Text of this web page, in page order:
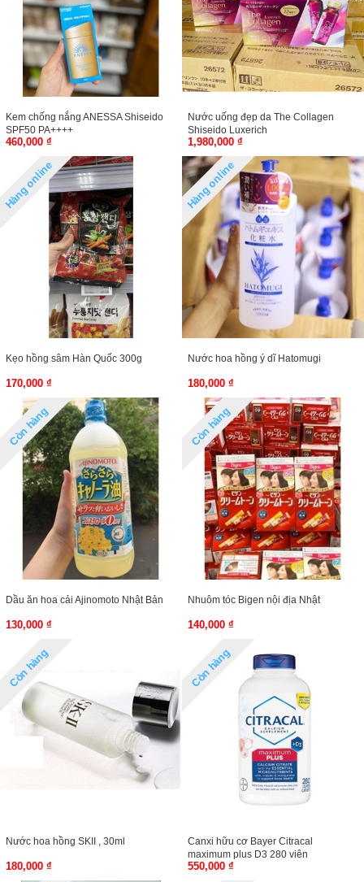
Kem chống nắng ANESSA Shiseido
SPF50 PA++++
460,000 ₫
Nước uống đẹp da The Collagen
Shiseido Luxerich
1,980,000 ₫
Hàng online
Kẹo hồng sâm Hàn Quốc 300g
170,000 ₫
Hàng online
Nước hoa hồng ý dĩ Hatomugi
180,000 ₫
Còn hàng
Dầu ăn hoa cải Ajinomoto Nhật Bản
130,000 ₫
Còn hàng
Nhuôm tóc Bigen nội địa Nhật
140,000 ₫
Còn hàng
Nước hoa hồng SKII , 30ml
180,000 ₫
Còn hàng
Canxi hữu cơ Bayer Citracal
maximum plus D3 280 viên
550,000 ₫